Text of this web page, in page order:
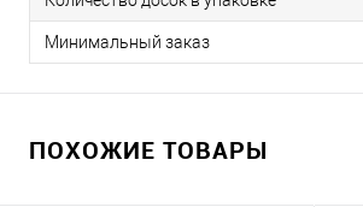
Минимальный заказ
ПОХОЖИЕ ТОВАРЫ